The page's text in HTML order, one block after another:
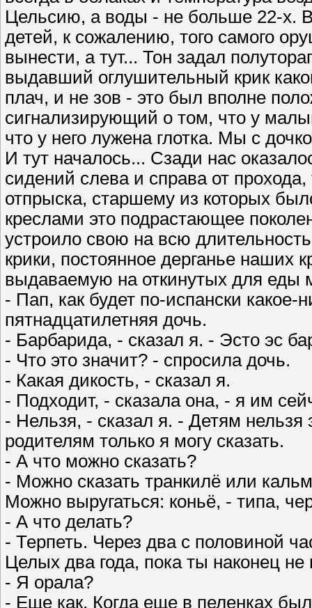
Цельсию, а воды - не больше 22-х.
детей, к сожалению, того самого
вынести, а тут... Тон задал
выдавший оглушительный крик
плач, и не зов - это был вполне
сигнализирующий о том, что у
что у него лужена глотка. Мы с
И тут началось... Сзади нас
сидений слева и справа от
отпрыска, старшему из которых
креслами это подрастающее
устроило свою на всю
крики, постоянное дерганье наших
выдаваемую на откинутых для еды
- Пап, как будет по-испански какое-
пятнадцатилетняя дочь.
- Барбарида, - сказал я. - Эсто эс
- Что это значит? - спросила дочь.
- Какая дикость, - сказал я.
- Подходит, - сказала она, - я им
- Нельзя, - сказал я. - Детям нельзя
родителям только я могу сказать.
- А что можно сказать?
- Можно сказать транкилё или
Можно выругаться: коньё, - типа,
- А что делать?
- Терпеть. Через два с половиной
Целых два года, пока ты наконец не
- Я орала?
- Еще как. Когда еще в пеленках